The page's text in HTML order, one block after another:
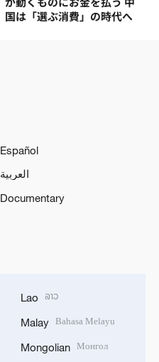
国は「選ぶ消費」の時代へ
Español
العربية
Documentary
Lao ລາວ
Malay Bahasa Melayu
Mongolian Монгол